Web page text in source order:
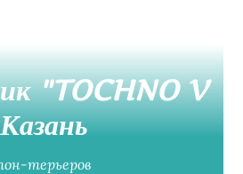
"TOCHNO V
терьеров